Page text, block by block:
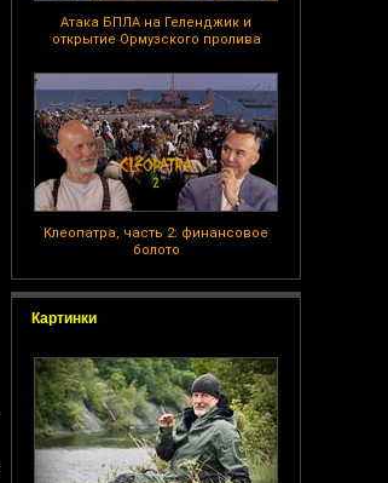
Атака БПЛА на Геленджик и
открытие Ормузского пролива
Клеопатра, часть 2: финансовое
болото
Картинки